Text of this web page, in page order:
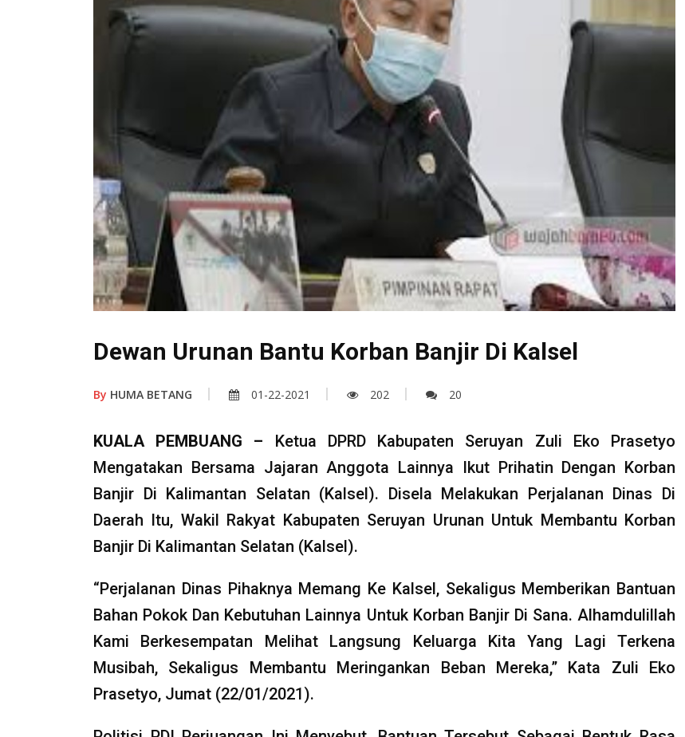
Dewan Urunan Bantu Korban Banjir Di Kalsel
By HUMA BETANG 01-22-2021 202 20
KUALA PEMBUANG – Ketua DPRD Kabupaten Seruyan Zuli Eko Prasetyo
Mengatakan Bersama Jajaran Anggota Lainnya Ikut Prihatin Dengan Korban
Banjir Di Kalimantan Selatan (Kalsel). Disela Melakukan Perjalanan Dinas Di
Daerah Itu, Wakil Rakyat Kabupaten Seruyan Urunan Untuk Membantu Korban
Banjir Di Kalimantan Selatan (Kalsel).
“Perjalanan Dinas Pihaknya Memang Ke Kalsel, Sekaligus Memberikan Bantuan
Bahan Pokok Dan Kebutuhan Lainnya Untuk Korban Banjir Di Sana. Alhamdulillah
Kami Berkesempatan Melihat Langsung Keluarga Kita Yang Lagi Terkena
Musibah, Sekaligus Membantu Meringankan Beban Mereka,” Kata Zuli Eko
Prasetyo, Jumat (22/01/2021).